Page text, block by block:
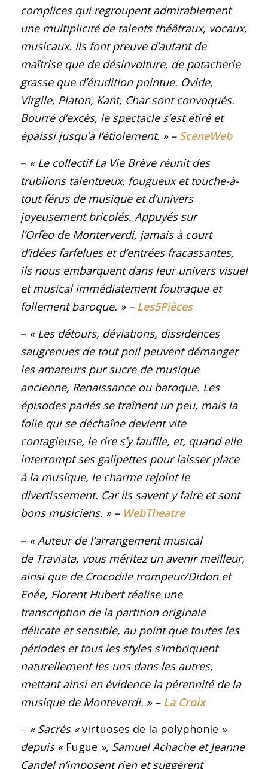
complices qui regroupent admirablement
une multiplicité de talents théâtraux, vocaux,
musicaux. Ils font preuve d’autant de
maîtrise que de désinvolture, de potacherie
grasse que d’érudition pointue. Ovide,
Virgile, Platon, Kant, Char sont convoqués.
Bourré d’excès, le spectacle s’est étiré et
épaissi jusqu’à l’étiolement. » – SceneWeb
– « Le collectif La Vie Brève réunit des
trublions talentueux, fougueux et touche-à-
tout férus de musique et d’univers
joyeusement bricolés. Appuyés sur
l’Orfeo de Monterverdi, jamais à court
d’idées farfelues et d’entrées fracassantes,
ils nous embarquent dans leur univers visuel
et musical immédiatement foutraque et
follement baroque. » – Les5Pièces
– « Les détours, déviations, dissidences
saugrenues de tout poil peuvent démanger
les amateurs pur sucre de musique
ancienne, Renaissance ou baroque. Les
épisodes parlés se traînent un peu, mais la
folie qui se déchaîne devient vite
contagieuse, le rire s’y faufile, et, quand elle
interrompt ses galipettes pour laisser place
à la musique, le charme rejoint le
divertissement. Car ils savent y faire et sont
bons musiciens. » – WebTheatre
– « Auteur de l’arrangement musical
de Traviata, vous méritez un avenir meilleur,
ainsi que de Crocodile trompeur/Didon et
Enée, Florent Hubert réalise une
transcription de la partition originale
délicate et sensible, au point que toutes les
périodes et tous les styles s’imbriquent
naturellement les uns dans les autres,
mettant ainsi en évidence la pérennité de la
musique de Monteverdi. » – La Croix
– « Sacrés «virtuoses de la polyphonie »
depuis « Fugue », Samuel Achache et Jeanne
Candel n’imposent rien et suggèrent